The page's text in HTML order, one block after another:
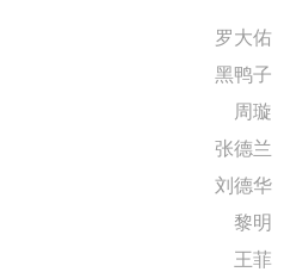
罗大佑
黑鸭子
周璇
张德兰
刘德华
黎明
王菲